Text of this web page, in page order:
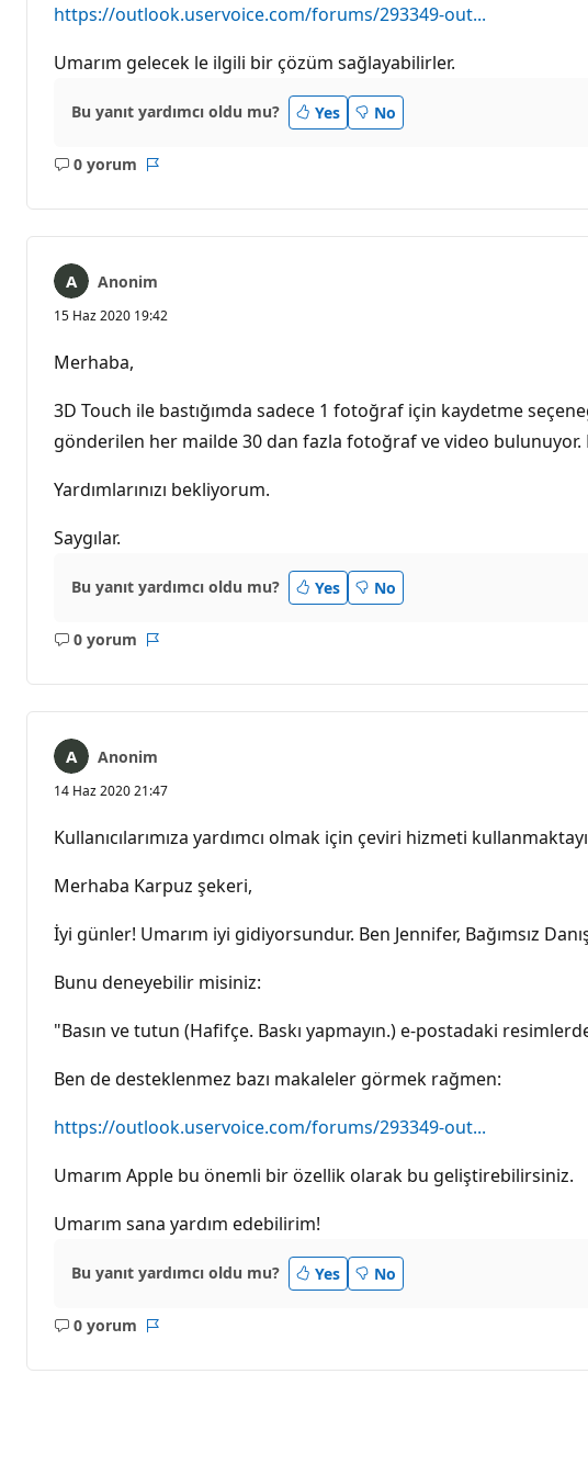
https://outlook.uservoice.com/forums/293349-out...
Umarım gelecek le ilgili bir çözüm sağlayabilirler.
Bu yanıt yardımcı oldu mu? Yes No
0 yorum
Açıklama
Anonim
15 Haz 2020 19:42
Merhaba,
3D Touch ile bastığımda sadece 1 fotoğraf için kaydetme
gönderilen her mailde 30 dan fazla fotoğraf ve video
Yardımlarınızı bekliyorum.
Saygılar.
Bu yanıt yardımcı oldu mu? Yes No
0 yorum
Açıklama
Anonim
14 Haz 2020 21:47
Kullanıcılarımıza yardımcı olmak için çeviri hizmeti
Merhaba Karpuz şekeri,
İyi günler! Umarım iyi gidiyorsundur. Ben Jennifer, Bağımsız
Bunu deneyebilir misiniz:
"Basın ve tutun (Hafifçe. Baskı yapmayın.) e-postadaki
Ben de desteklenmez bazı makaleler görmek rağmen:
https://outlook.uservoice.com/forums/293349-out...
Umarım Apple bu önemli bir özellik olarak bu geliştirebilirsiniz.
Umarım sana yardım edebilirim!
Bu yanıt yardımcı oldu mu? Yes No
0 yorum
Açıklama